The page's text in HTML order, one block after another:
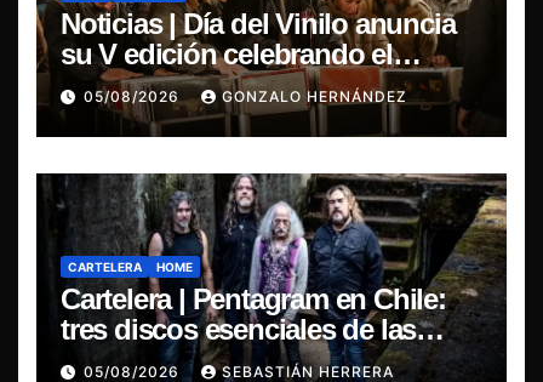
Noticias | Día del Vinilo anuncia
su V edición celebrando el
regreso del 7″ fabricado en Chile
05/08/2026 GONZALO HERNÁNDEZ
CARTELERA HOME
Cartelera | Pentagram en Chile:
tres discos esenciales de las
leyendas del doom
05/08/2026 SEBASTIÁN HERRERA